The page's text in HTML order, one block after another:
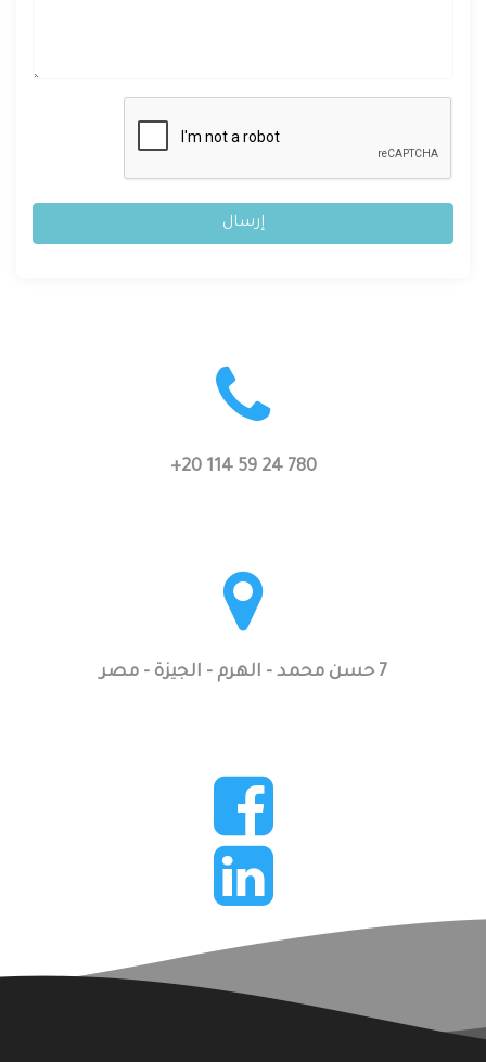
إرسال
+20 114 59 24 780
7 حسن محمد - الهرم - الجيزة - مصر